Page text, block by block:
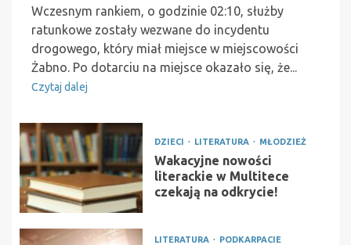
Wczesnym rankiem, o godzinie 02:10, służby
ratunkowe zostały wezwane do incydentu
drogowego, który miał miejsce w miejscowości
Żabno. Po dotarciu na miejsce okazało się, że...
Czytaj dalej
DZIECI LITERATURA MŁODZIEŻ
Wakacyjne nowości
literackie w Multitece
czekają na odkrycie!
LITERATURA PODKARPACIE